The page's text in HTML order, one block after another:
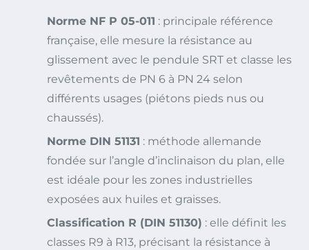
Norme NF P 05-011 : principale référence
française, elle mesure la résistance au
glissement avec le pendule SRT et classe les
revêtements de PN 6 à PN 24 selon
différents usages (piétons pieds nus ou
chaussés).
Norme DIN 51131 : méthode allemande
fondée sur l’angle d’inclinaison du plan, elle
est idéale pour les zones industrielles
exposées aux huiles et graisses.
Classification R (DIN 51130) : elle définit les
classes R9 à R13, précisant la résistance à